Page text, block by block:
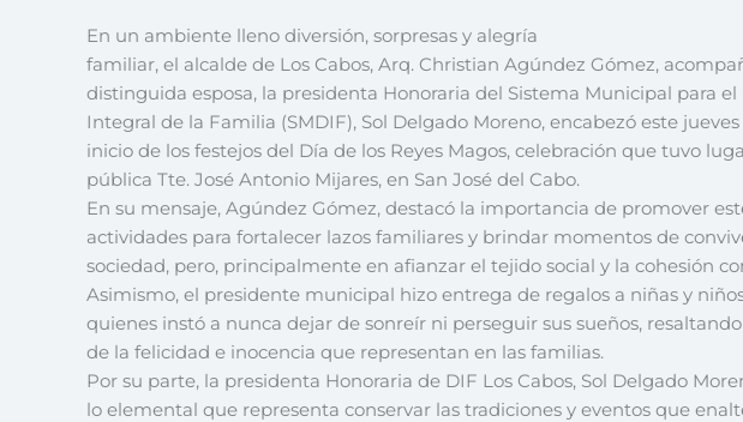
En un ambiente lleno diversión, sorpresas y alegría
familiar, el alcalde de Los Cabos, Arq. Christian Agúndez Gómez,
distinguida esposa, la presidenta Honoraria del Sistema Municipal para el
Integral de la Familia (SMDIF), Sol Delgado Moreno, encabezó este
inicio de los festejos del Día de los Reyes Magos, celebración que tuvo
pública Tte. José Antonio Mijares, en San José del Cabo.
En su mensaje, Agúndez Gómez, destacó la importancia de promover
actividades para fortalecer lazos familiares y brindar momentos de
sociedad, pero, principalmente en afianzar el tejido social y la cohesión
Asimismo, el presidente municipal hizo entrega de regalos a niñas y
quienes instó a nunca dejar de sonreír ni perseguir sus sueños,
de la felicidad e inocencia que representan en las familias.
Por su parte, la presidenta Honoraria de DIF Los Cabos, Sol Delgado
lo elemental que representa conservar las tradiciones y eventos que